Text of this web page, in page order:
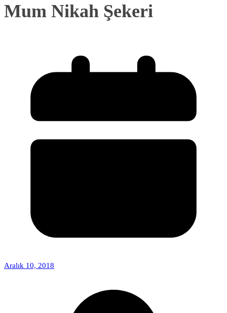
Mum Nikah Şekeri
Aralık 10, 2018